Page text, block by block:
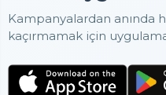
Kampanyalardan anında
kaçırmamak için